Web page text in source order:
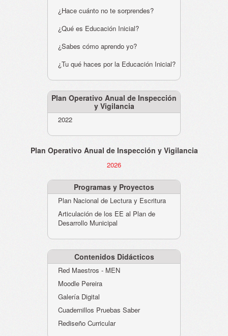
¿Hace cuánto no te sorprendes?
¿Qué es Educación Inicial?
¿Sabes cómo aprendo yo?
¿Tu qué haces por la Educación Inicial?
Plan Operativo Anual de Inspección
y Vigilancia
2022
Plan Operativo Anual de Inspección y Vigilancia
2026
Programas y Proyectos
Plan Nacional de Lectura y Escritura
Articulación de los EE al Plan de
Desarrollo Municipal
Contenidos Didácticos
Red Maestros - MEN
Moodle Pereira
Galería Digital
Cuadernillos Pruebas Saber
Rediseño Curricular